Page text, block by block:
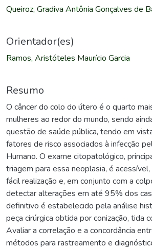
Queiroz, Gradiva Antônia Gonçalves de
Orientador(es)
Ramos, Aristóteles Maurício Garcia
Resumo
O câncer do colo do útero é o quarto
mulheres ao redor do mundo, sendo
questão de saúde pública, tendo em
fatores de risco associados à infecção
Humano. O exame citopatológico,
triagem para essa neoplasia, é
fácil realização e, em conjunto com a
detectar alterações em até 95% dos
definitivo é estabelecido pela análise
peça cirúrgica obtida por conização, tida
Avaliar a correlação e a concordância
métodos para rastreamento e